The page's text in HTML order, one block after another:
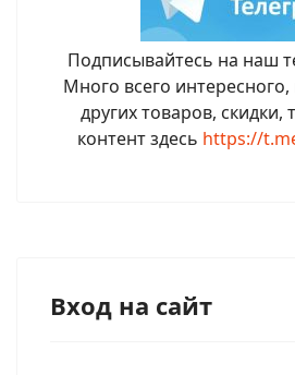
Подписывайтесь на наш
Много всего
других товаров, скидки,
контент здесь https://
Вход на сайт